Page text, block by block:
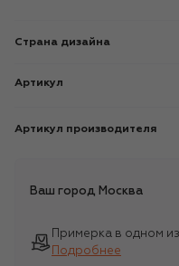
Страна дизайна
Артикул
Артикул производителя
Ваш город Москва
Примерка в одном
Подробнее